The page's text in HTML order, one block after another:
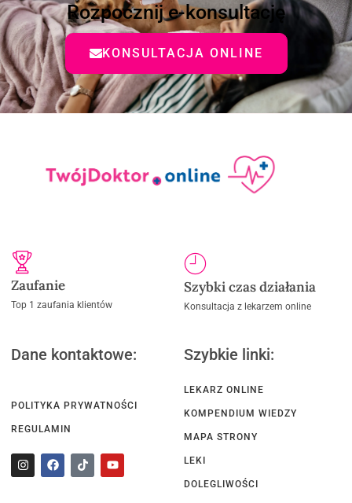
Rozpocznij e-konsultację
KONSULTACJA ONLINE
Zaufanie
Top 1 zaufania klientów
Szybki czas działania
Konsultacja z lekarzem online
Dane kontaktowe:
POLITYKA PRYWATNOŚCI
REGULAMIN
Szybkie linki:
LEKARZ ONLINE
KOMPENDIUM WIEDZY
MAPA STRONY
LEKI
DOLEGLIWOŚCI